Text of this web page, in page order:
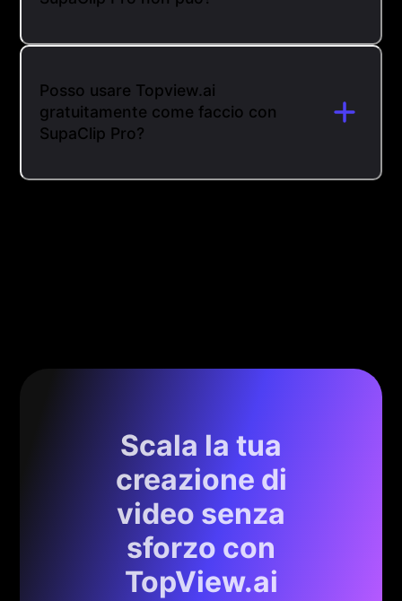
Posso usare Topview.ai
gratuitamente come faccio con
SupaClip Pro?
Scala la tua
creazione di
video senza
sforzo con
TopView.ai